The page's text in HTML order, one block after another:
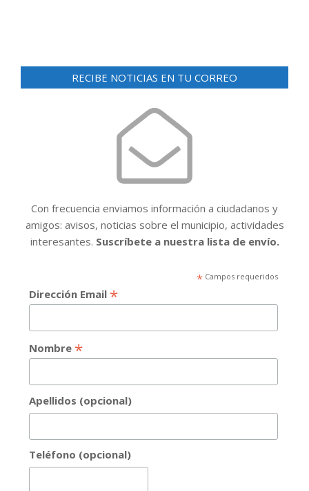
v
i
a
t
o
RECIBE NOTICIAS EN TU CORREO
Con frecuencia enviamos información a ciudadanos y
amigos: avisos, noticias sobre el municipio, actividades
interesantes. Suscríbete a nuestra lista de envío.
*Campos requeridos
Dirección Email *
Nombre *
Apellidos (opcional)
Teléfono (opcional)